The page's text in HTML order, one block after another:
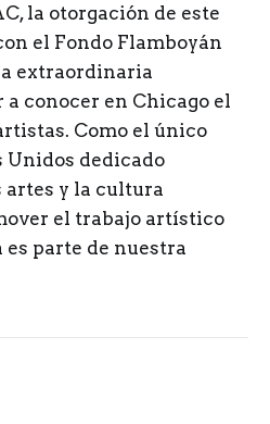
la otorgación de este
el Fondo Flamboyán
extraordinaria
conocer en Chicago el
Como el único
Unidos dedicado
artes y la cultura
el trabajo artístico
es parte de nuestra